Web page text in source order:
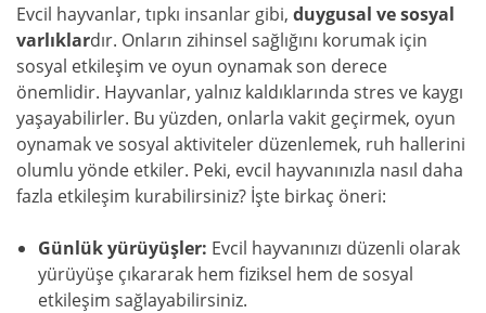
Evcil hayvanlar, tıpkı insanlar gibi, duygusal ve sosyal
varlıklardır. Onların zihinsel sağlığını korumak için
sosyal etkileşim ve oyun oynamak son derece
önemlidir. Hayvanlar, yalnız kaldıklarında stres ve kaygı
yaşayabilirler. Bu yüzden, onlarla vakit geçirmek, oyun
oynamak ve sosyal aktiviteler düzenlemek, ruh hallerini
olumlu yönde etkiler. Peki, evcil hayvanınızla nasıl daha
fazla etkileşim kurabilirsiniz? İşte birkaç öneri:
Günlük yürüyüşler: Evcil hayvanınızı düzenli olarak
yürüyüşe çıkararak hem fiziksel hem de sosyal
etkileşim sağlayabilirsiniz.